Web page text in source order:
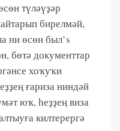
түләүҙәр
бирелмәй,
ни өсөн был’s
бөтә документтар
хоҡуҡи
ғариза ниндәй
юҡ, һеҙҙең виза
килтерергә